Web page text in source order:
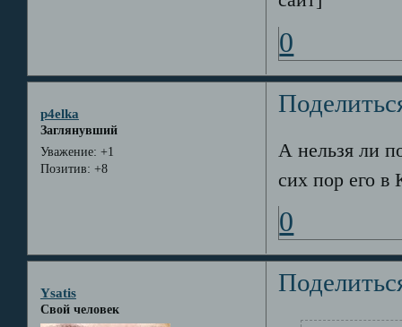
0
p4elka
Заглянувший
Уважение: +1
Позитив: +8
А нельзя ли
сих пор его в
0
Ysatis
Свой человек